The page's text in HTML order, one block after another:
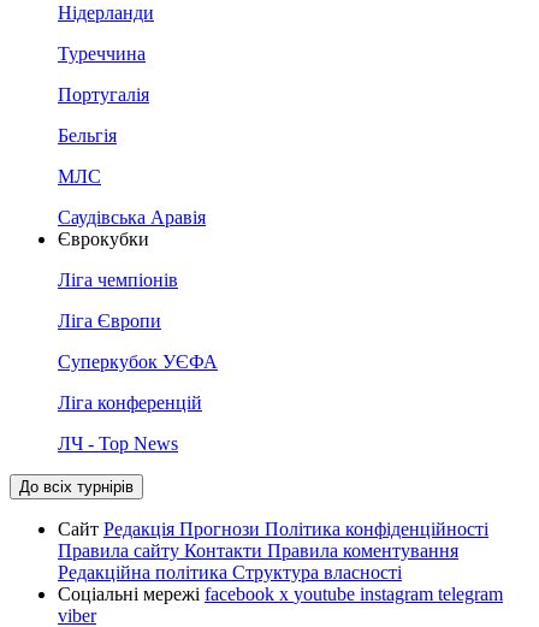
Нідерланди
Туреччина
Португалія
Бельгія
МЛС
Саудівська Аравія
Єврокубки
Ліга чемпіонів
Ліга Європи
Суперкубок УЄФА
Ліга конференцій
ЛЧ - Top News
До всіх турнірів
Сайт Редакція Прогнози Політика конфіденційності
Правила сайту Контакти Правила коментування
Редакційна політика Структура власності
Соціальні мережі facebook x youtube instagram telegram
viber